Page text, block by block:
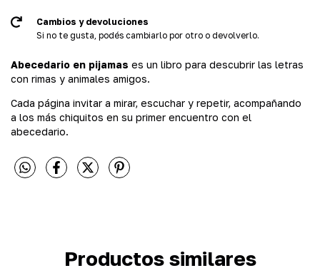
Cambios y devoluciones
Si no te gusta, podés cambiarlo por otro o devolverlo.
Abecedario en pijamas es un libro para descubrir las letras
con rimas y animales amigos.
Cada página invitar a mirar, escuchar y repetir, acompañando
a los más chiquitos en su primer encuentro con el
abecedario.
Productos similares